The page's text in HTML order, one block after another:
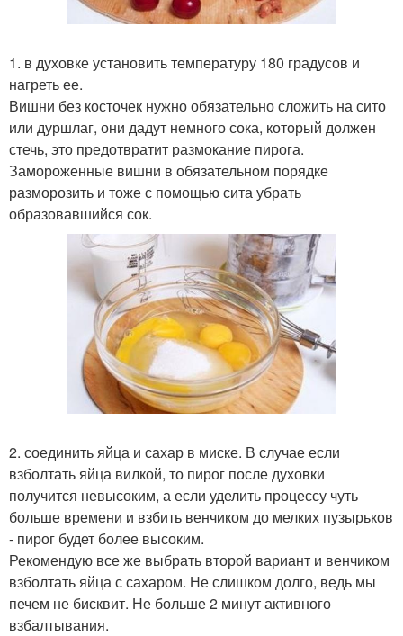
1. в духовке установить температуру 180 градусов и
нагреть ее.
Вишни без косточек нужно обязательно сложить на сито
или дуршлаг, они дадут немного сока, который должен
стечь, это предотвратит размокание пирога.
Замороженные вишни в обязательном порядке
разморозить и тоже с помощью сита убрать
образовавшийся сок.
2. соединить яйца и сахар в миске. В случае если
взболтать яйца вилкой, то пирог после духовки
получится невысоким, а если уделить процессу чуть
больше времени и взбить венчиком до мелких пузырьков
- пирог будет более высоким.
Рекомендую все же выбрать второй вариант и венчиком
взболтать яйца с сахаром. Не слишком долго, ведь мы
печем не бисквит. Не больше 2 минут активного
взбалтывания.